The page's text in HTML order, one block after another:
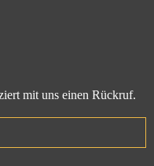
mit uns einen Rückruf.